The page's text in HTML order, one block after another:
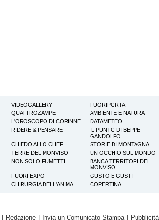
VIDEOGALLERY
FUORIPORTA
QUATTROZAMPE
AMBIENTE E NATURA
L'OROSCOPO DI CORINNE
DATAMETEO
RIDERE & PENSARE
IL PUNTO DI BEPPE
GANDOLFO
CHIEDO ALLO CHEF
STORIE DI MONTAGNA
TERRE DEL MONVISO
UN OCCHIO SUL MONDO
NON SOLO FUMETTI
BANCA TERRITORI DEL
MONVISO
FUORI EXPO
GUSTO E GUSTI
CHIRURGIA DELL'ANIMA
COPERTINA
| Redazione | Invia un Comunicato Stampa | Pubblicità